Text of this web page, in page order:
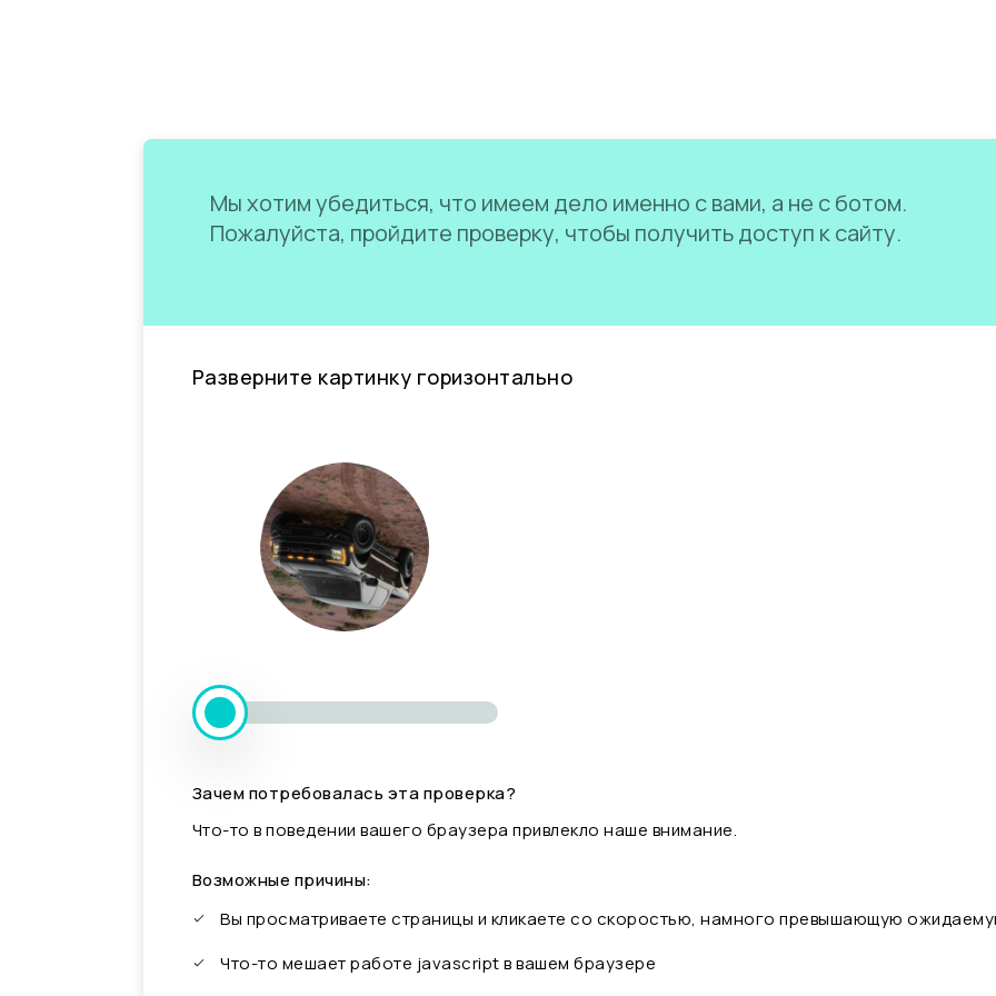
Мы хотим убедиться, что имеем дело именно с вами, а не с ботом.
Пожалуйста, пройдите проверку, чтобы получить доступ к сайту.
Разверните картинку горизонтально
Зачем потребовалась эта проверка?
Что-то в поведении вашего браузера привлекло наше внимание.
Возможные причины:
Вы просматриваете страницы и кликаете со скоростью, намного превышающую
Что-то мешает работе javascript в вашем браузере